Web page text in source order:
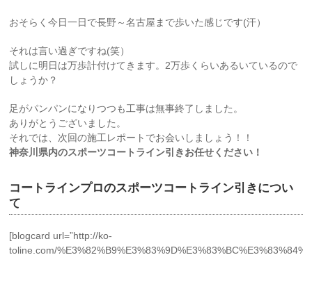
おそらく今日一日で長野～名古屋まで歩いた感じです(汗）
それは言い過ぎですね(笑）
試しに明日は万歩計付けてきます。2万歩くらいあるいているので
しょうか？
足がパンパンになりつつも工事は無事終了しました。
ありがとうございました。
それでは、次回の施工レポートでお会いしましょう！！
神奈川県内のスポーツコートライン引きお任せください！
コートラインプロのスポーツコートライン引きについ
て
[blogcard url=”http://ko-
toline.com/